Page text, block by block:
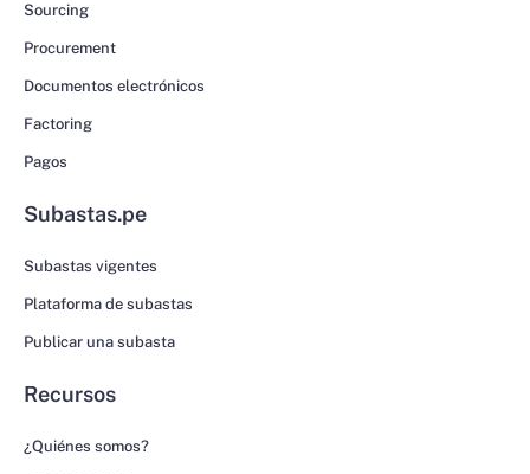
Sourcing
Procurement
Documentos electrónicos
Factoring
Pagos
Subastas.pe
Subastas vigentes
Plataforma de subastas
Publicar una subasta
Recursos
¿Quiénes somos?